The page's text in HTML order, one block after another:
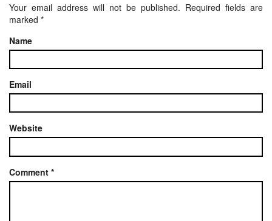
Your email address will not be published. Required fields are
marked *
Name
Email
Website
Comment *